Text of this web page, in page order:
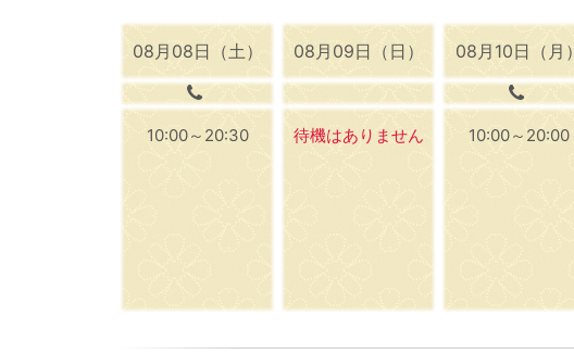
08月08日（土）
10:00～20:30
08月09日（日）
待機はありません
08月10日（月）
10:00～20:00